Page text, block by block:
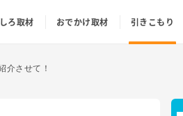
ろ取材 おでかけ取材 引きこもり
介させて！